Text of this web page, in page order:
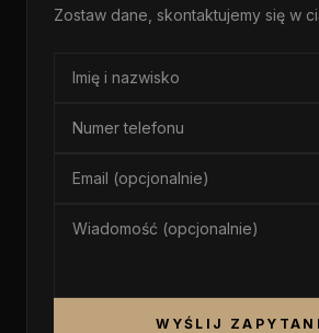
Zostaw dane, skontaktujemy się w
WYŚLIJ